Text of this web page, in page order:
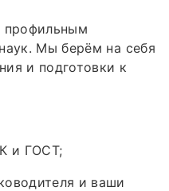
Мы берём на себя
и подготовки к
и ГОСТ;
и ваши